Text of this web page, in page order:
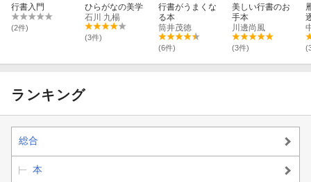
行書入門
(2件)
ひらがなの美学
石川 九楊
(3件)
行書がうまくな
る本
筒井茂徳
(6件)
美しい行書のお
手本
川邊尚風
(3件)
ランキング
総合
本